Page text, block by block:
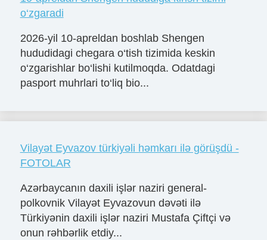
o‘zgaradi
2026-yil 10-apreldan boshlab Shengen
hududidagi chegara o‘tish tizimida keskin
o‘zgarishlar bo‘lishi kutilmoqda. Odatdagi
pasport muhrlari to‘liq bio...
Vilayət Eyvazov türkiyəli həmkarı ilə görüşdü -
FOTOLAR
Azərbaycanın daxili işlər naziri general-
polkovnik Vilayət Eyvazovun dəvəti ilə
Türkiyənin daxili işlər naziri Mustafa Çiftçi və
onun rəhbərlik etdiy...